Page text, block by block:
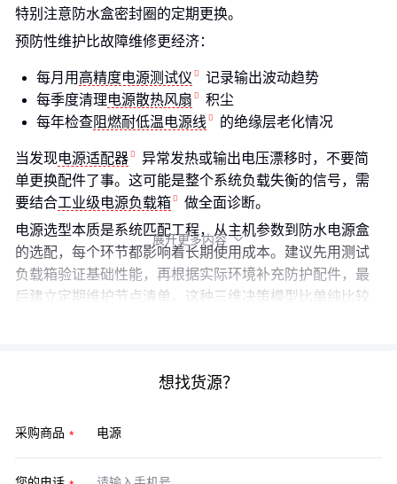
特别注意防水盒密封圈的定期更换。
预防性维护比故障维修更经济：
每月用 高精度电源测试仪
记录输出波动趋势
每季度清理电源散热风扇
积尘
每年检查阻燃耐低温电源线 的绝缘层老化情况
当发现电源适配器
异常发热或输出电压漂移时，不要简
单更换配件了事。这可能是整个系统负载失衡的信号，需
要结合工业级电源负载箱
做全面诊断。
电源选型本质是系统匹配工程，从主机参数到防水电源盒
的选配，每个环节都影响着长期使用成本。建议先用测试
负载箱验证基础性能，再根据实际环境补充防护配件，最
后建立定期维护节点清单。这种三维决策模型比单纯比较
展开更多内容 
想找货源？
采购商品